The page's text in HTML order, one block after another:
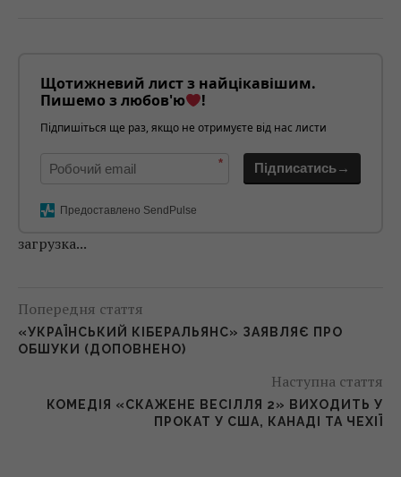
Щотижневий лист з найцікавішим.
Пишемо з любов'ю
!
Підпишіться ще раз, якщо не отримуєте від нас листи
* Підписатись→
Предоставлено SendPulse
загрузка...
Попередня стаття
«УКРАЇНСЬКИЙ КІБЕРАЛЬЯНС» ЗАЯВЛЯЄ ПРО
ОБШУКИ (ДОПОВНЕНО)
Наступна стаття
КОМЕДІЯ «СКАЖЕНЕ ВЕСІЛЛЯ 2» ВИХОДИТЬ У
ПРОКАТ У США, КАНАДІ ТА ЧЕХІЇ